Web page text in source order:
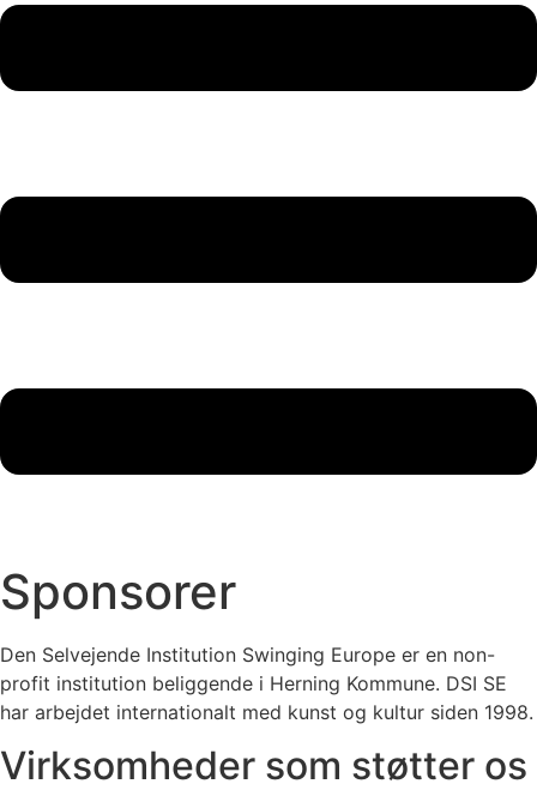
Sponsorer
Den Selvejende Institution Swinging Europe er en non-
profit institution beliggende i Herning Kommune. DSI SE
har arbejdet internationalt med kunst og kultur siden 1998.
Virksomheder som støtter os